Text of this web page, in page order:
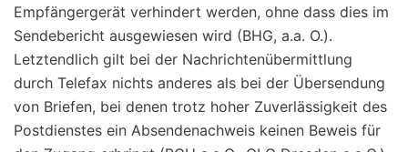
Empfängergerät verhindert werden, ohne dass dies im
Sendebericht ausgewiesen wird (BHG, a.a. O.).
Letztendlich gilt bei der Nachrichtenübermittlung
durch Telefax nichts anderes als bei der Übersendung
von Briefen, bei denen trotz hoher Zuverlässigkeit des
Postdienstes ein Absendenachweis keinen Beweis für